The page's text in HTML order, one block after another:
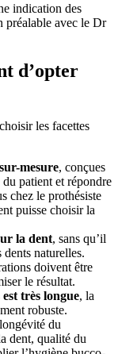
indication des
préalable avec le Dr
d’opter
les facettes
mesure, conçues
patient et répondre
chez le prothésiste
puisse choisir la
la dent, sans qu’il
dents naturelles.
doivent être
le résultat.
très longue, la
robuste.
du
dent, qualité du